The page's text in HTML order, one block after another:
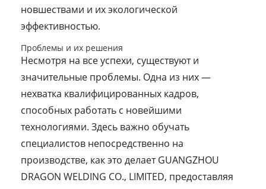
новшествами и их экологической
эффективностью.
Проблемы и их решения
Несмотря на все успехи, существуют и
значительные проблемы. Одна из них —
нехватка квалифицированных кадров,
способных работать с новейшими
технологиями. Здесь важно обучать
специалистов непосредственно на
производстве, как это делает GUANGZHOU
DRAGON WELDING CO., LIMITED, предоставляя